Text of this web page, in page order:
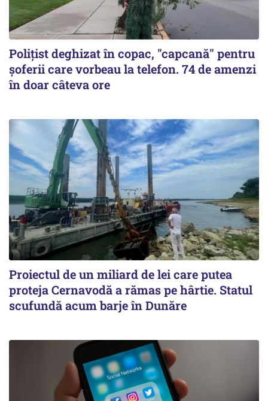
Polițist deghizat în copac, "capcană" pentru
șoferii care vorbeau la telefon. 74 de amenzi
în doar câteva ore
Proiectul de un miliard de lei care putea
proteja Cernavodă a rămas pe hârtie. Statul
scufundă acum barje în Dunăre